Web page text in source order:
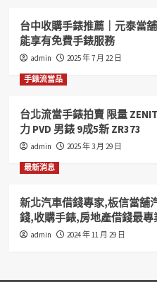
台中收購手錶推薦｜元泰當
能享有免費手錶服務
admin 2025 年 7 月 22 日
手錶流當品
台北流當手錶拍賣 限量
力 PVD 男錶 9成5新 ZR373
admin 2025 年 3 月 29 日
最新消息
新北汽車借錢專家,板信當舖
錢,收購手錶,房地產借錢最專
admin 2024 年 11 月 29 日